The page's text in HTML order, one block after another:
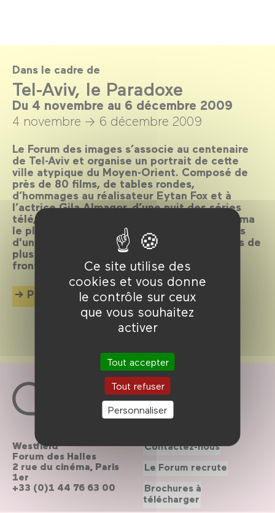
Ce site utilise des
cookies et vous donne
le contrôle sur ceux
que vous souhaitez
activer
Tout accepter
Tout refuser
Personnaliser
Dans le cadre de
Tel-Aviv, le Paradoxe
Du 4 novembre au 6 décembre 2009
4 novembre → 6 décembre 2009
Le Forum des images s’associe au centenaire
de Tel-Aviv et organise un portrait de cette
ville atypique du Moyen-Orient. Composé de
près de 80 films, de tables rondes,
d’hommages au réalisateur Eytan Fox et à
l’actrice Gila Almagor, d’une nuit des séries
télé, le Forum des images dresse un panorama
le plus large possible des différents aspects
d'une ville et d’un cinéma encore jeune mais de
plus en plus reconnu en dehors de ses
frontières.
Plus d'info
Westfield
Forum des Halles
2 rue du cinéma, Paris
1er
+33 (0)1 44 76 63 00
Contactez-nous
Le Forum recrute
Brochures à
télécharger